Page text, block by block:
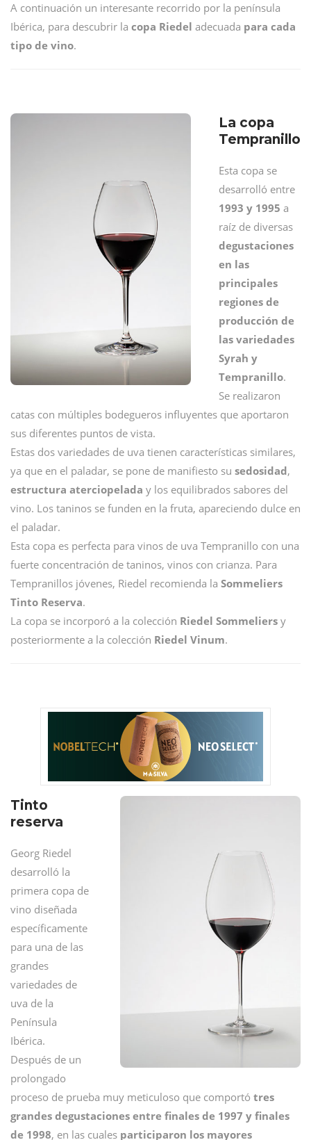
A continuación un interesante recorrido por la península
Ibérica, para descubrir la copa Riedel adecuada para cada
tipo de vino.
La copa
Tempranillo
Esta copa se
desarrolló entre
1993 y 1995 a
raíz de diversas
degustaciones
en las
principales
regiones de
producción de
las variedades
Syrah y
Tempranillo.
Se realizaron
catas con múltiples bodegueros influyentes que aportaron
sus diferentes puntos de vista.
Estas dos variedades de uva tienen características similares,
ya que en el paladar, se pone de manifiesto su sedosidad,
estructura aterciopelada y los equilibrados sabores del
vino. Los taninos se funden en la fruta, apareciendo dulce en
el paladar.
Esta copa es perfecta para vinos de uva Tempranillo con una
fuerte concentración de taninos, vinos con crianza. Para
Tempranillos jóvenes, Riedel recomienda la Sommeliers
Tinto Reserva.
La copa se incorporó a la colección Riedel Sommeliers y
posteriormente a la colección Riedel Vinum.
Tinto
reserva
Georg Riedel
desarrolló la
primera copa de
vino diseñada
específicamente
para una de las
grandes
variedades de
uva de la
Península
Ibérica.
Después de un
prolongado
proceso de prueba muy meticuloso que comportó tres
grandes degustaciones entre finales de 1997 y finales
de 1998, en las cuales participaron los mayores